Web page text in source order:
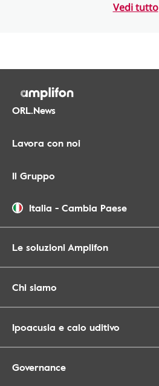
Vedi tutto
ORL.News
Lavora con noi
Il Gruppo
Italia - Cambia Paese
Le soluzioni Amplifon
Chi siamo
Ipoacusia e calo uditivo
Governance